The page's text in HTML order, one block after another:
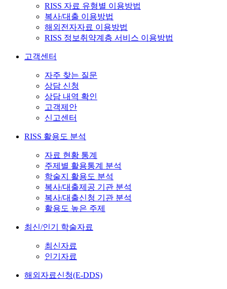
RISS 자료 유형별 이용방법
복사/대출 이용방법
해외전자자료 이용방법
RISS 정보취약계층 서비스 이용방법
고객센터
자주 찾는 질문
상담 신청
상담 내역 확인
고객제안
신고센터
RISS 활용도 분석
자료 현황 통계
주제별 활용통계 분석
학술지 활용도 분석
복사/대출제공 기관 분석
복사/대출신청 기관 분석
활용도 높은 주제
최신/인기 학술자료
최신자료
인기자료
해외자료신청(E-DDS)